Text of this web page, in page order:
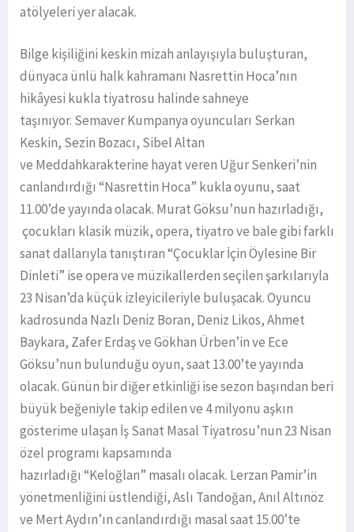
atölyeleri yer alacak.
Bilge kişiliğini keskin mizah anlayışıyla buluşturan,
dünyaca ünlü halk kahramanı Nasrettin Hoca’nın
hikâyesi kukla tiyatrosu halinde sahneye
taşınıyor. Semaver Kumpanya oyuncuları Serkan
Keskin, Sezin Bozacı, Sibel Altan
ve Meddahkarakterine hayat veren Uğur Senkeri’nin
canlandırdığı “Nasrettin Hoca” kukla oyunu, saat
11.00’de yayında olacak. Murat Göksu’nun hazırladığı,
çocukları klasik müzik, opera, tiyatro ve bale gibi farklı
sanat dallarıyla tanıştıran “Çocuklar İçin Öylesine Bir
Dinleti” ise opera ve müzikallerden seçilen şarkılarıyla
23 Nisan’da küçük izleyicileriyle buluşacak. Oyuncu
kadrosunda Nazlı Deniz Boran, Deniz Likos, Ahmet
Baykara, Zafer Erdaş ve Gökhan Ürben’in ve Ece
Göksu’nun bulunduğu oyun, saat 13.00’te yayında
olacak. Günün bir diğer etkinliği ise sezon başından beri
büyük beğeniyle takip edilen ve 4 milyonu aşkın
gösterime ulaşan İş Sanat Masal Tiyatrosu’nun 23 Nisan
özel programı kapsamında
hazırladığı “Keloğlan” masalı olacak. Lerzan Pamir’in
yönetmenliğini üstlendiği, Aslı Tandoğan, Anıl Altınöz
ve Mert Aydın’ın canlandırdığı masal saat 15.00’te